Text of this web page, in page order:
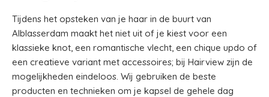
Tijdens het opsteken van je haar in de buurt van
Alblasserdam maakt het niet uit of je kiest voor een
klassieke knot, een romantische vlecht, een chique updo of
een creatieve variant met accessoires; bij Hairview zijn de
mogelijkheden eindeloos. Wij gebruiken de beste
producten en technieken om je kapsel de gehele dag